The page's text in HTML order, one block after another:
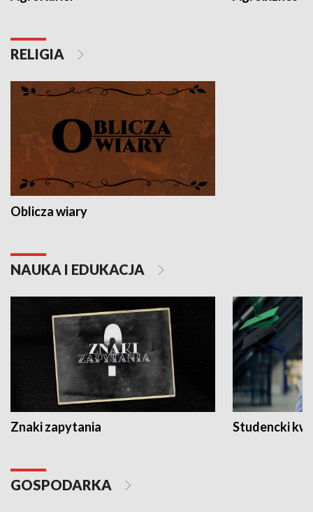
RELIGIA
Oblicza wiary
NAUKA I EDUKACJA
Znaki zapytania Studencki
GOSPODARKA